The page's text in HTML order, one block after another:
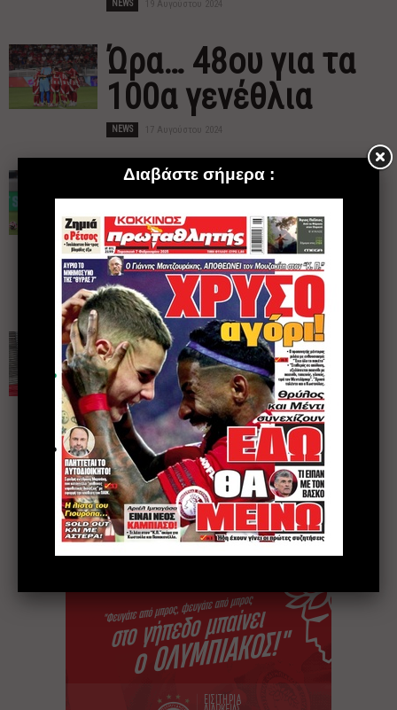
NEWS 19 Αυγούστου 2024
Ώρα… 48ου για τα
100α γενέθλια
NEWS 17 Αυγούστου 2024
Η άποψη του
Τσιαντάκη για
Βέλντε
NEWS 16 Αυγούστου 2024
Η δικαίωση της
αφοσίωσης
NEWS 15 Αυγούστου 2024
1 2 3